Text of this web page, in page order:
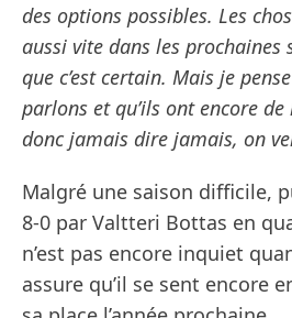
des options possibles. Les
aussi vite dans les prochaines
que c’est certain. Mais je
parlons et qu’ils ont encore
donc jamais dire jamais, on
Malgré une saison difficile,
8-0 par Valtteri Bottas en
n’est pas encore inquiet
assure qu’il se sent encore